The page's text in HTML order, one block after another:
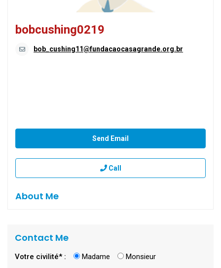
bobcushing0219
bob_cushing11@fundacaocasagrande.org.br
Send Email
Call
About Me
Contact Me
Votre civilité* : Madame
Monsieur